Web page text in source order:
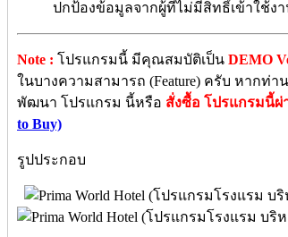
ปกป้องข้อมูลจากผู้ที่ไม่มีสิทธิ์เข้าใช้ง
Note : โปรแกรมนี้ มีคุณสมบัติเป็น DEMO
ในบางความสามารถ (Feature) ครับ หากท่
พัฒนา โปรแกรม นี้หรือ สั่งซื้อ โปรแกรมนี้ผ่
to Buy)
รูปประกอบ